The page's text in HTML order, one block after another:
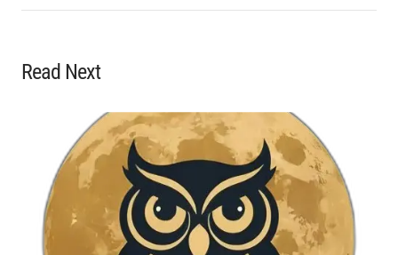
Read Next